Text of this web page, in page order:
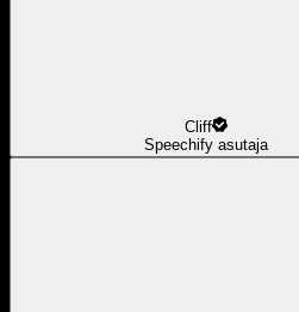
Cliff
Speechify asutaja